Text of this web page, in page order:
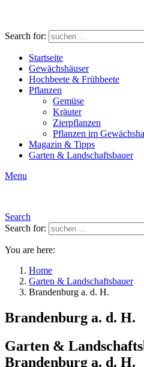
Search for:
Startseite
Gewächshäuser
Hochbeete & Frühbeete
Pflanzen
Gemüse
Kräuter
Zierpflanzen
Pflanzen im
Magazin & Tipps
Garten & Landschaftsbauer
Menu
Search
Search for:
You are here:
Home
Garten & Landschaftsbauer
Brandenburg a. d. H.
Brandenburg a. d. H.
Garten &
Brandenburg a. d. H.